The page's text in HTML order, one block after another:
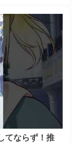
てならず！推